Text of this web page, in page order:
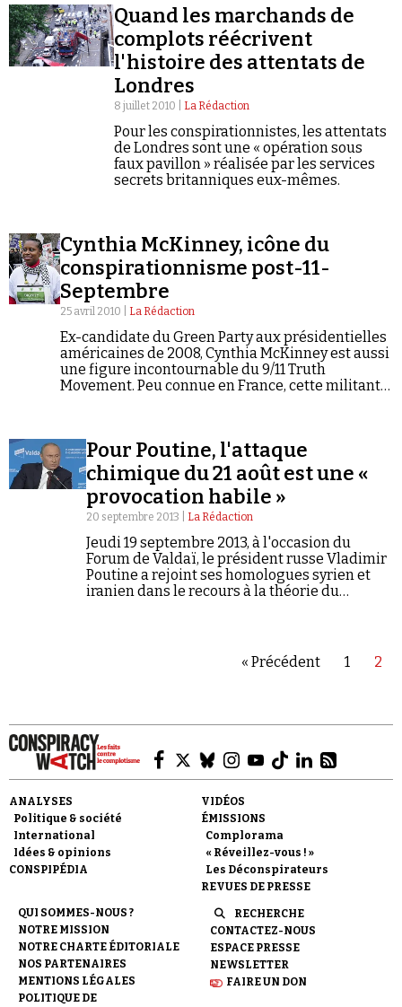
Quand les marchands de
complots réécrivent
l'histoire des attentats de
Londres
8 juillet 2010 | La Rédaction
Pour les conspirationnistes, les attentats
de Londres sont une « opération sous
faux pavillon » réalisée par les services
secrets britanniques eux-mêmes.
Cynthia McKinney, icône du
conspirationnisme post-11-
Septembre
25 avril 2010 | La Rédaction
Ex-candidate du Green Party aux présidentielles
américaines de 2008, Cynthia McKinney est aussi
une figure incontournable du 9/11 Truth
Movement. Peu connue en France, cette militante
poussé avec les milieux négationnistes.
Pour Poutine, l'attaque
chimique du 21 août est une «
provocation habile »
20 septembre 2013 | La Rédaction
Jeudi 19 septembre 2013, à l'occasion du
Forum de Valdaï, le président russe Vladimir
Poutine a rejoint ses homologues syrien et
iranien dans le recours à la théorie du
« Précédent 1 2
ANALYSES
Politique & société
International
Idées & opinions
CONSPIPÉDIA
VIDÉOS
ÉMISSIONS
Complorama
« Réveillez-vous ! »
Les Déconspirateurs
REVUES DE PRESSE
QUI SOMMES-NOUS ?
NOTRE MISSION
NOTRE CHARTE ÉDITORIALE
NOS PARTENAIRES
MENTIONS LÉGALES
POLITIQUE DE
RECHERCHE
CONTACTEZ-NOUS
ESPACE PRESSE
NEWSLETTER
FAIRE UN DON